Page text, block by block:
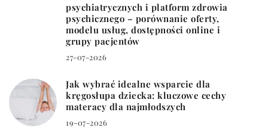
psychiatrycznych i platform zdrowia
psychicznego – porównanie oferty,
modelu usług, dostępności online i
grupy pacjentów
27-07-2026
Jak wybrać idealne wsparcie dla
kręgosłupa dziecka: kluczowe cechy
materacy dla najmłodszych
19-07-2026